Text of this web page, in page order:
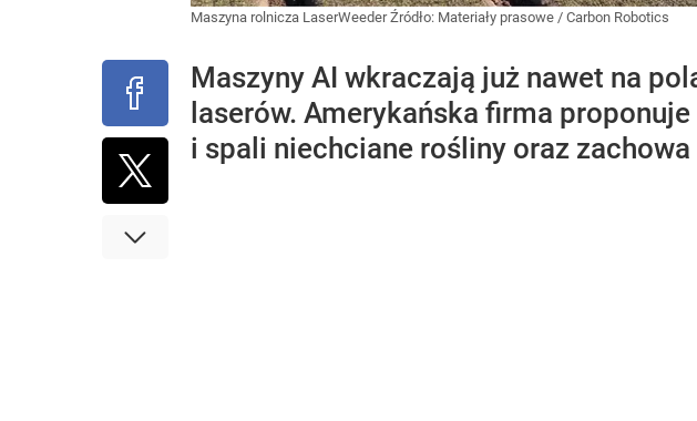
Maszyna rolnicza LaserWeederŹródło: Materiały prasowe / Carbon Robotics
Maszyny AI wkraczają już nawet na
laserów. Amerykańska firma
i spali niechciane rośliny oraz zachowa